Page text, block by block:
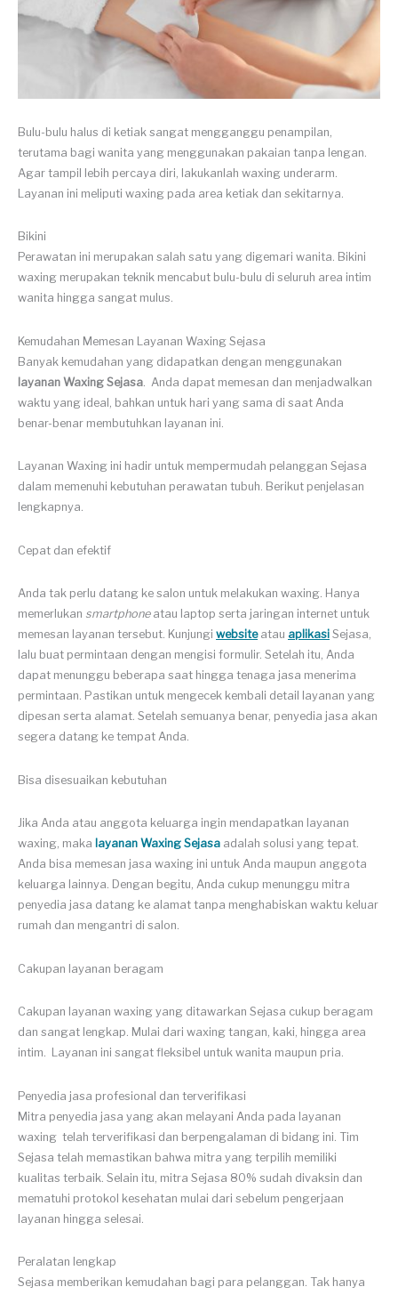
Bulu-bulu halus di ketiak sangat mengganggu penampilan,
terutama bagi wanita yang menggunakan pakaian tanpa lengan.
Agar tampil lebih percaya diri, lakukanlah waxing underarm.
Layanan ini meliputi waxing pada area ketiak dan sekitarnya.
Bikini
Perawatan ini merupakan salah satu yang digemari wanita. Bikini
waxing merupakan teknik mencabut bulu-bulu di seluruh area intim
wanita hingga sangat mulus.
Kemudahan Memesan Layanan Waxing Sejasa
Banyak kemudahan yang didapatkan dengan menggunakan
layanan Waxing Sejasa . Anda dapat memesan dan menjadwalkan
waktu yang ideal, bahkan untuk hari yang sama di saat Anda
benar-benar membutuhkan layanan ini.
Layanan Waxing ini hadir untuk mempermudah pelanggan Sejasa
dalam memenuhi kebutuhan perawatan tubuh. Berikut penjelasan
lengkapnya.
Cepat dan efektif
Anda tak perlu datang ke salon untuk melakukan waxing. Hanya
memerlukan smartphoneatau laptop serta jaringan internet untuk
memesan layanan tersebut. Kunjungi website atau aplikasi Sejasa,
lalu buat permintaan dengan mengisi formulir. Setelah itu, Anda
dapat menunggu beberapa saat hingga tenaga jasa menerima
permintaan. Pastikan untuk mengecek kembali detail layanan yang
dipesan serta alamat. Setelah semuanya benar, penyedia jasa akan
segera datang ke tempat Anda.
Bisa disesuaikan kebutuhan
Jika Anda atau anggota keluarga ingin mendapatkan layanan
waxing, maka layanan Waxing Sejasa adalah solusi yang tepat.
Anda bisa memesan jasa waxing ini untuk Anda maupun anggota
keluarga lainnya. Dengan begitu, Anda cukup menunggu mitra
penyedia jasa datang ke alamat tanpa menghabiskan waktu keluar
rumah dan mengantri di salon.
Cakupan layanan beragam
Cakupan layanan waxing yang ditawarkan Sejasa cukup beragam
dan sangat lengkap. Mulai dari waxing tangan, kaki, hingga area
intim. Layanan ini sangat fleksibel untuk wanita maupun pria.
Penyedia jasa profesional dan terverifikasi
Mitra penyedia jasa yang akan melayani Anda pada layanan
waxing telah terverifikasi dan berpengalaman di bidang ini. Tim
Sejasa telah memastikan bahwa mitra yang terpilih memiliki
kualitas terbaik. Selain itu, mitra Sejasa 80% sudah divaksin dan
mematuhi protokol kesehatan mulai dari sebelum pengerjaan
layanan hingga selesai.
Peralatan lengkap
Sejasa memberikan kemudahan bagi para pelanggan. Tak hanya